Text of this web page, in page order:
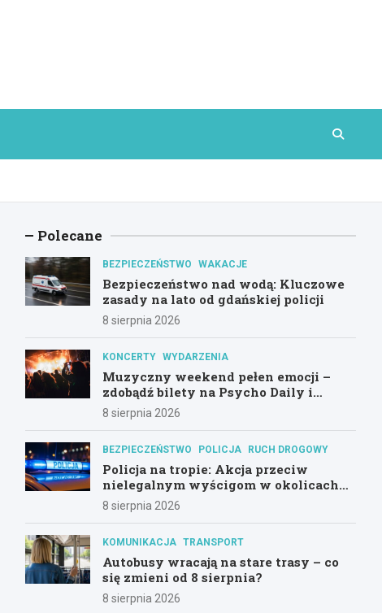
Polecane
BEZPIECZEŃSTWO WAKACJE
Bezpieczeństwo nad wodą: Kluczowe
zasady na lato od gdańskiej policji
8 sierpnia 2026
KONCERTY WYDARZENIA
Muzyczny weekend pełen emocji –
zdobądź bilety na Psycho Daily i
Alternatywny Las!
8 sierpnia 2026
BEZPIECZEŃSTWO POLICJA RUCH DROGOWY
Policja na tropie: Akcja przeciw
nielegalnym wyścigom w okolicach
Hali Olivia
8 sierpnia 2026
KOMUNIKACJA TRANSPORT
Autobusy wracają na stare trasy – co
się zmieni od 8 sierpnia?
8 sierpnia 2026